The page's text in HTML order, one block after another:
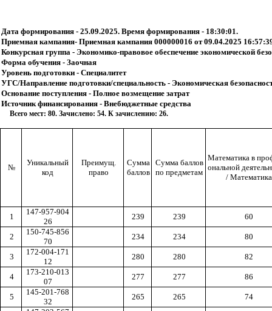
Дата формирования - 25.09.2025. Время формирования - 18:30:01.
Приемная кампания- Приемная кампания 000000016 от 09.04.2025
Конкурсная группа - Экономико-правовое обеспечение экономической
Форма обучения - Заочная
Уровень подготовки - Специалитет
УГС/Направление подготовки/специальность - Экономическая
Основание поступления - Полное возмещение затрат
Источник финансирования - Внебюджетные средства
Всего мест: 80. Зачислено: 54. К зачислению: 26.
№
Уникальный
код
Преимущ.
право
Сумма
баллов
Сумма баллов
по предметам
Математика в
ональной
/ Математика
1
147-957-904
26
239 239 60
2
150-745-856
70
234 234 80
3
172-004-171
12
280 280 82
4
173-210-013
07
277 277 86
5
145-201-768
32
265 265 74